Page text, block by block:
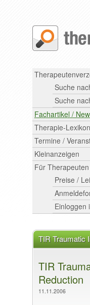
Suche
Suche
Fachartikel /
Therapie-Lexikon
Termine /
Kleinanzeigen
Für
Preise /
Einloggen
TIR Traumatic
TIR
Reduction
11.11.2006